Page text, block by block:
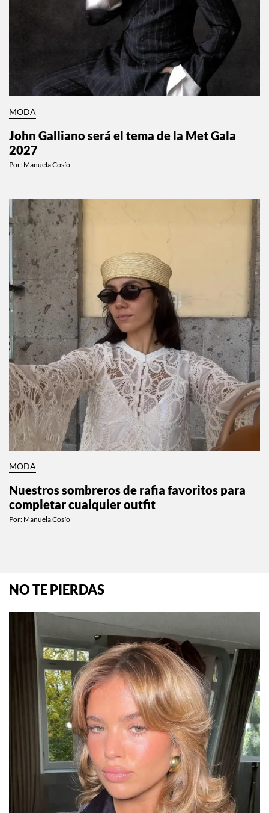
MODA
John Galliano será el tema de la Met Gala
2027
Por: Manuela Cosío
MODA
Nuestros sombreros de rafia favoritos para
completar cualquier outfit
Por: Manuela Cosío
NO TE PIERDAS